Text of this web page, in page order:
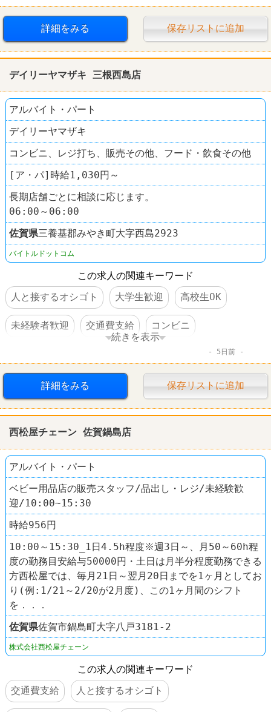
詳細をみる 保存リストに追加
デイリーヤマザキ 三根西島店
アルバイト・パート
デイリーヤマザキ
コンビニ、レジ打ち、販売その他、フード・飲食その他
[ア・パ]時給1,030円～
長期店舗ごとに相談に応じます。
06:00～06:00
佐賀県三養基郡みやき町大字西島2923
バイトルドットコム
この求人の関連キーワード
人と接するオシゴト
大学生歓迎 高校生OK
未経験者歓迎 交通費支給 コンビニ
続きを表示
5日前
詳細をみる 保存リストに追加
西松屋チェーン 佐賀鍋島店
アルバイト・パート
ベビー用品店の販売スタッフ/品出し・レジ/未経験歓
迎/10:00~15:30
時給956円
10:00～15:30_1日4.5h程度※週3日～、月50～60h程
度の勤務目安給与50000円・土日は月半分程度勤務できる
方西松屋では、毎月21日～翌月20日までを1ヶ月としてお
り(例:1/21～2/20が2月度)、この1ヶ月間のシフト
を．．．
佐賀県佐賀市鍋島町大字八戸3181-2
株式会社西松屋チェーン
この求人の関連キーワード
交通費支給
人と接するオシゴト